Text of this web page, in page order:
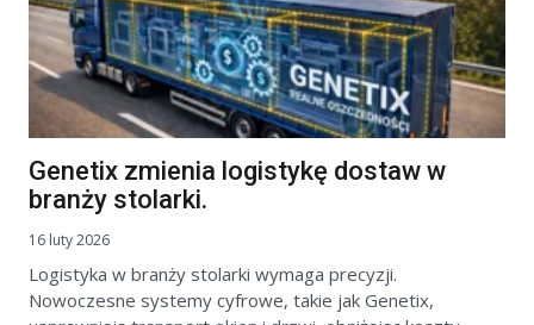
Genetix zmienia logistykę dostaw w
branży stolarki.
16 luty 2026
Logistyka w branży stolarki wymaga precyzji.
Nowoczesne systemy cyfrowe, takie jak Genetix,